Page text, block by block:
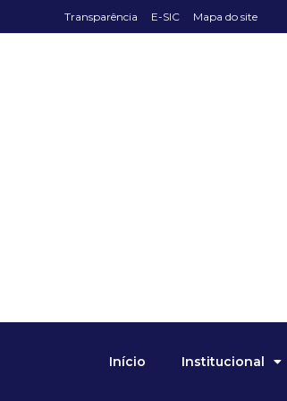
Transparência E-SIC Mapa do site
Início Institucional